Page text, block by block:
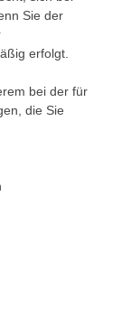
Sie der
erfolgt.
bei der für
die Sie